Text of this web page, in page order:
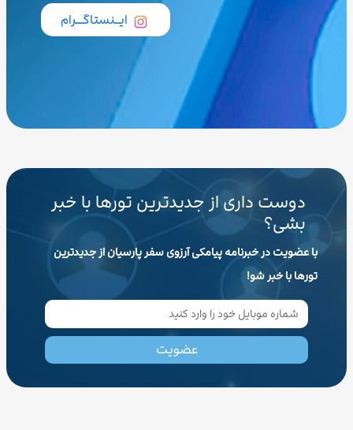
ایــنستاگـــرام
دوست داری از جدیدترین تورها با خبر
بشی؟
با عضویت در خبرنامه پیامکی آرزوی سفر پارسیان از جدیدترین
تورها با خبر شو!
عضویت